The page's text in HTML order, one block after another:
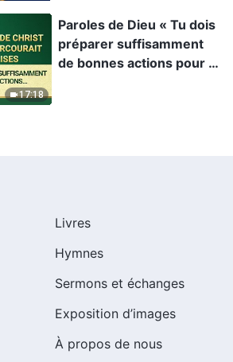
17:18
Paroles de Dieu « Tu dois
préparer suffisamment
de bonnes actions pour ta
Livres
Hymnes
Sermons et échanges
Exposition d’images
À propos de nous